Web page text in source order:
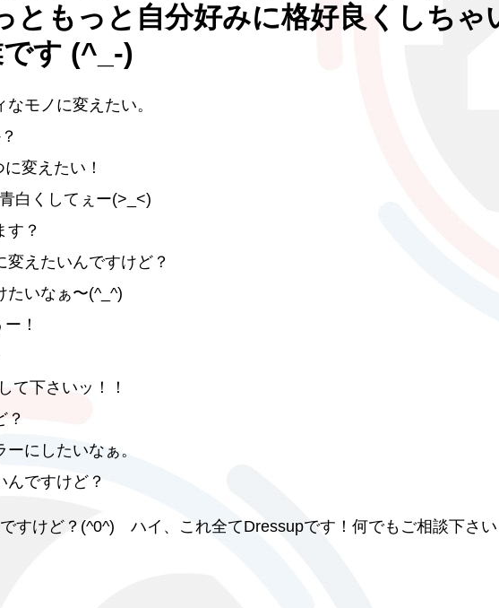
ともっと自分好みに格好良くしちゃ
す (^_-)
モノに変えたい。
変えたい！
白くしてぇー(>_<)
す？
えたいんですけど？
たいなぁ〜(^_^)
！
て下さいッ！！
？
にしたいなぁ。
んですけど？
すけど？(^0^) ハイ、これ全てDressupです！何でもご相談下さい